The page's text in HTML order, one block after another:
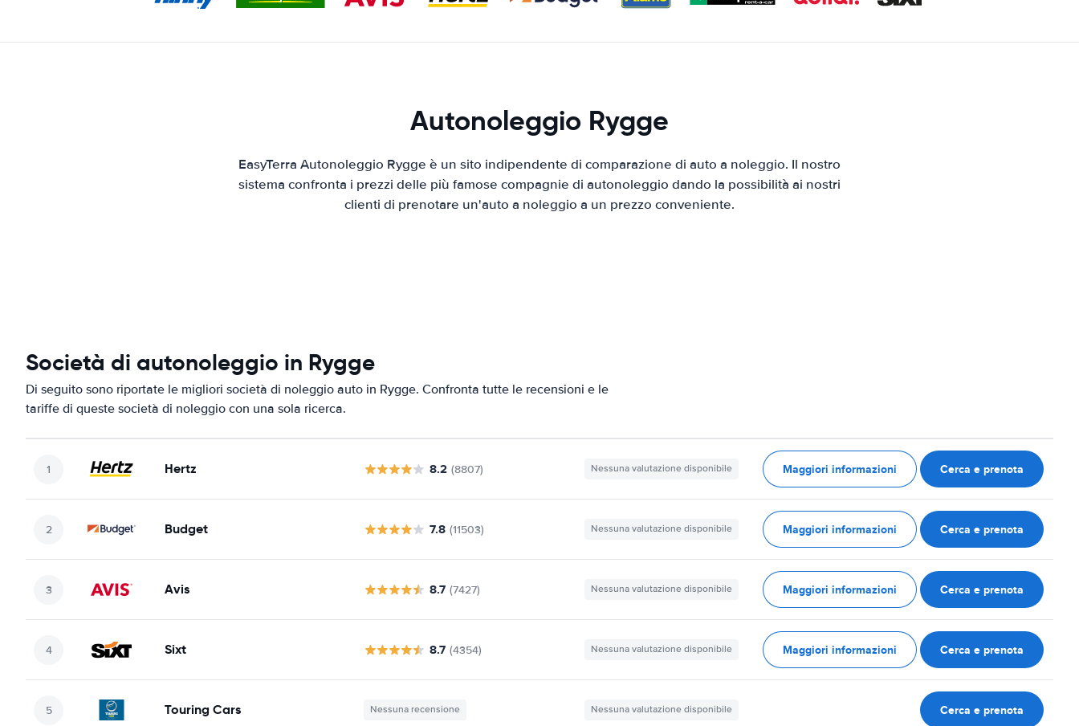
Autonoleggio Rygge
EasyTerra Autonoleggio Rygge è un sito indipendente di comparazione di auto a noleggio. Il nostro
sistema confronta i prezzi delle più famose compagnie di autonoleggio dando la possibilità ai nostri
clienti di prenotare un'auto a noleggio a un prezzo conveniente.
Società di autonoleggio in Rygge
Di seguito sono riportate le migliori società di noleggio auto in Rygge. Confronta tutte le recensioni e le
tariffe di queste società di noleggio con una sola ricerca.
Hertz 8.2 (8807) Nessuna valutazione disponibile Maggiori informazioni Cerca e prenota
Budget 7.8 (11503) Nessuna valutazione disponibile Maggiori informazioni Cerca e prenota
Avis 8.7 (7427) Nessuna valutazione disponibile Maggiori informazioni Cerca e prenota
Sixt 8.7 (4354) Nessuna valutazione disponibile Maggiori informazioni Cerca e prenota
Touring Cars Nessuna recensione Nessuna valutazione disponibile Cerca e prenota